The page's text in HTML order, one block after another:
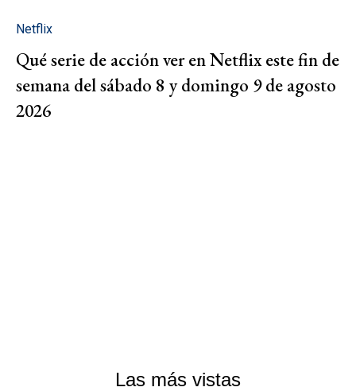
Netflix
Qué serie de acción ver en Netflix este fin de
semana del sábado 8 y domingo 9 de agosto
2026
Las más vistas